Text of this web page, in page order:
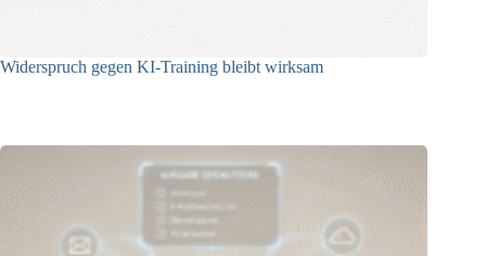
Widerspruch gegen KI-Training bleibt wirksam